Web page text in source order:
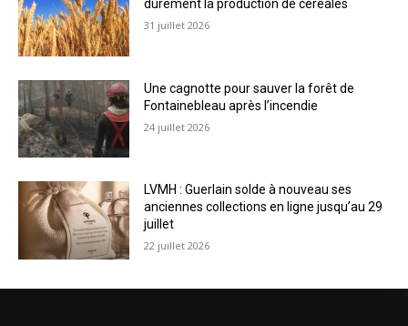
durement la production de céréales
31 juillet 2026
Une cagnotte pour sauver la forêt de
Fontainebleau après l’incendie
24 juillet 2026
LVMH : Guerlain solde à nouveau ses
anciennes collections en ligne jusqu’au 29
juillet
22 juillet 2026